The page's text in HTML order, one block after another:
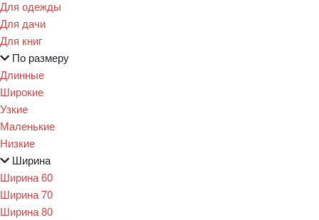
Для одежды
Для дачи
Для книг
По размеру
Длинные
Широкие
Узкие
Маленькие
Низкие
Ширина
Ширина 60
Ширина 70
Ширина 80